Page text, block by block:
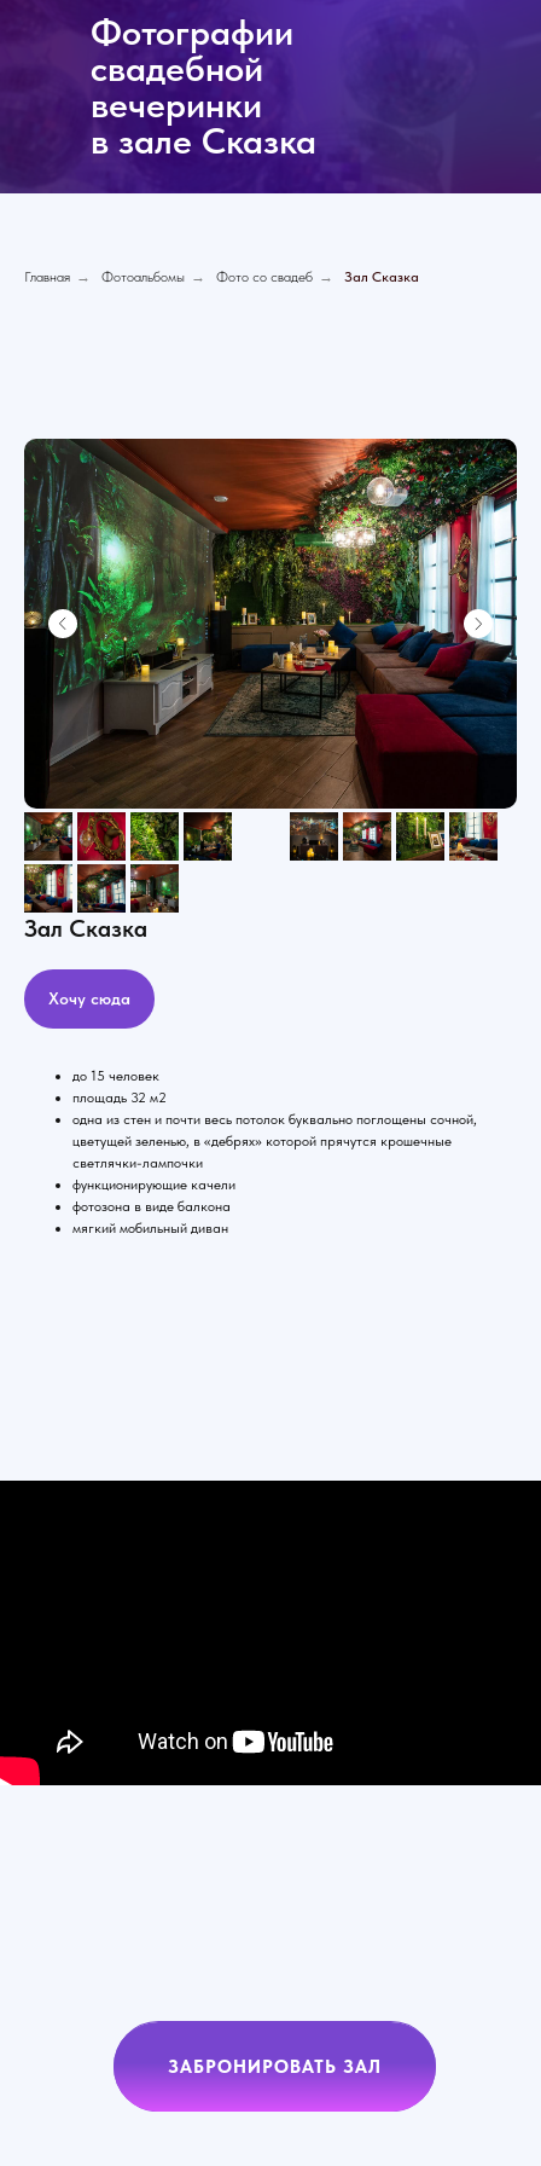
Фотографии
свадебной
вечеринки
в зале Сказка
Главная → Фотоальбомы → Фото со свадеб → Зал Сказка
Зал Сказка
Хочу сюда
до 15 человек
площадь 32 м2
одна из стен и почти весь потолок буквально поглощены сочной,
цветущей зеленью, в «дебрях» которой прячутся крошечные
светлячки-лампочки
функционирующие качели
фотозона в виде балкона
мягкий мобильный диван
ЗАБРОНИРОВАТЬ ЗАЛ